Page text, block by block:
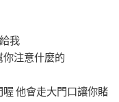
我
你注意什麼的
他會走大門口讓你賭